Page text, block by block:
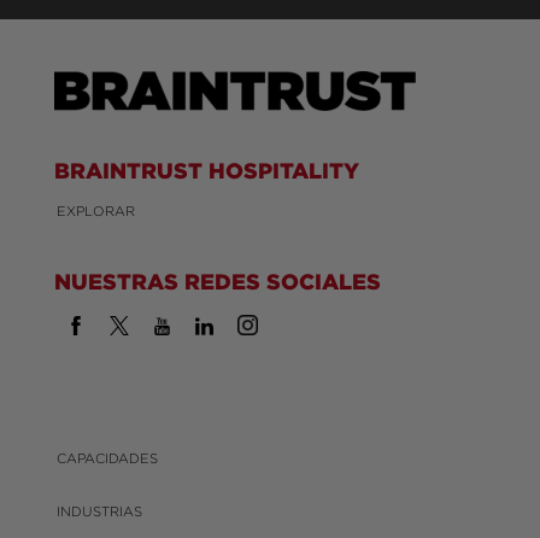
BRAINTRUST HOSPITALITY
EXPLORAR
NUESTRAS REDES SOCIALES
CAPACIDADES
INDUSTRIAS